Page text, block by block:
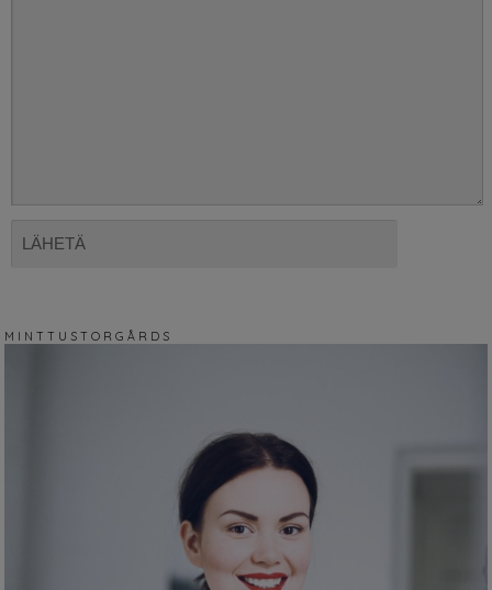
M I N T T U S T O R G Å R D S